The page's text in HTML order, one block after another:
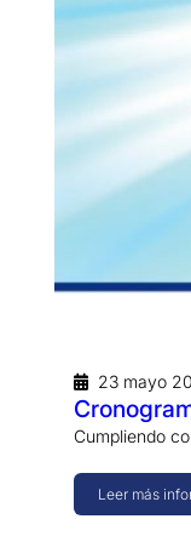
23 mayo
Cumpliendo
Leer más